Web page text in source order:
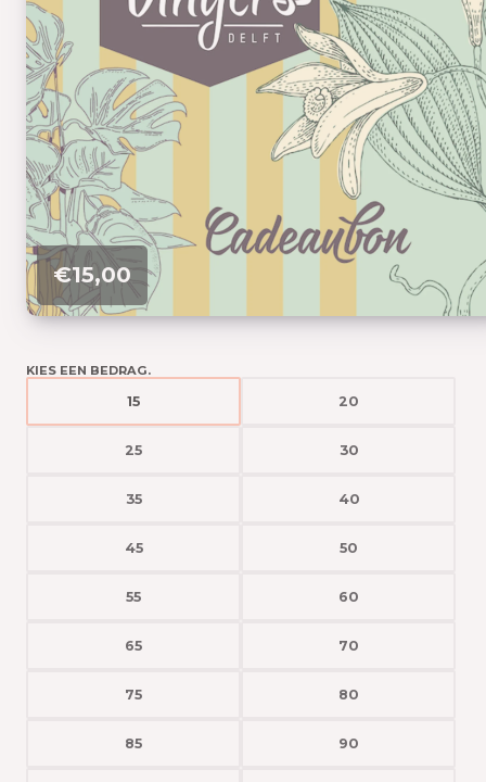
KIES EEN BEDRAG.
15 20
25 30
35 40
45 50
55 60
65 70
75 80
85 90
€15,00